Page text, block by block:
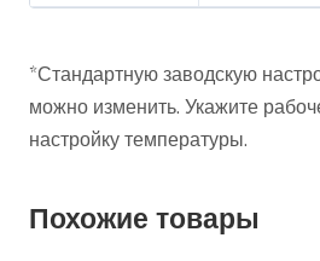
*Стандартную заводскую
можно изменить. Укажите
настройку температуры.
Похожие товары